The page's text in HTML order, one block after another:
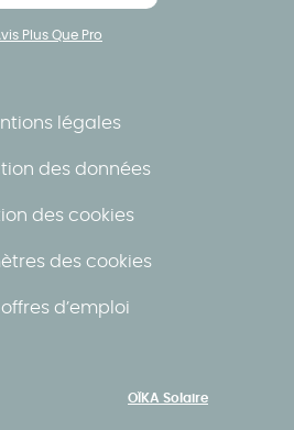
Plus Que Pro
légales
des données
des cookies
des cookies
offres d’emploi
OÏKA Solaire